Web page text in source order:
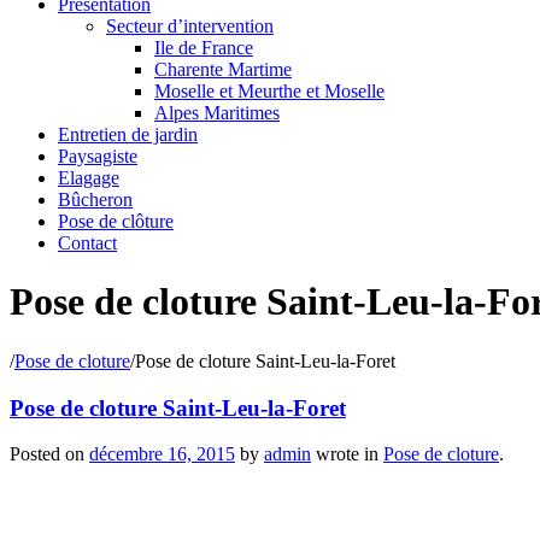
Présentation
Secteur d’intervention
Ile de France
Charente Martime
Moselle et Meurthe et Moselle
Alpes Maritimes
Entretien de jardin
Paysagiste
Elagage
Bûcheron
Pose de clôture
Contact
Pose de cloture Saint-Leu-la-
/Pose de cloture/Pose de cloture Saint-Leu-la-Foret
Pose de cloture Saint-Leu-la-Foret
Posted on décembre 16, 2015 by admin wrote in Pose de cloture.